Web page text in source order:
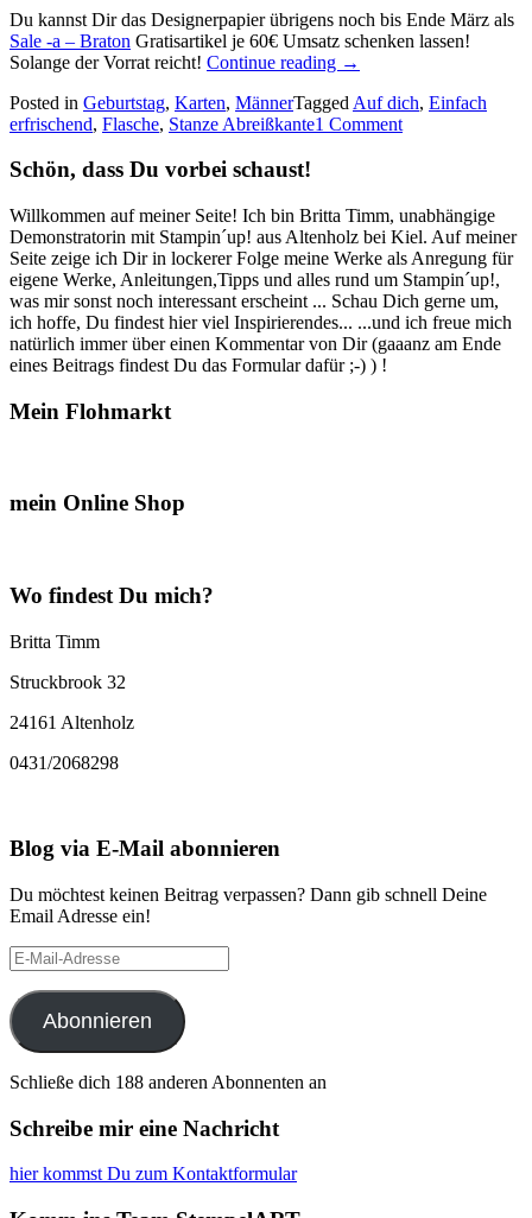
Du kannst Dir das Designerpapier übrigens noch bis Ende März als
Sale -a – Braton Gratisartikel je 60€ Umsatz schenken lassen!
Solange der Vorrat reicht! Continue reading „Prickelnd
Geburtstagsgrüße…“
→
Posted in Geburtstag, Karten, MännerTagged Auf dich, Einfach
erfrischend, Flasche, Stanze Abreißkante1 Comment
Schön, dass Du vorbei schaust!
Willkommen auf meiner Seite! Ich bin Britta Timm, unabhängige
Demonstratorin mit Stampin´up! aus Altenholz bei Kiel. Auf meiner
Seite zeige ich Dir in lockerer Folge meine Werke als Anregung für
eigene Werke, Anleitungen,Tipps und alles rund um Stampin´up!,
was mir sonst noch interessant erscheint ... Schau Dich gerne um,
ich hoffe, Du findest hier viel Inspirierendes... ...und ich freue mich
natürlich immer über einen Kommentar von Dir (gaaanz am Ende
eines Beitrags findest Du das Formular dafür ;-) ) !
Mein Flohmarkt
mein Online Shop
Wo findest Du mich?
Britta Timm
Struckbrook 32
24161 Altenholz
0431/2068298
Blog via E-Mail abonnieren
Du möchtest keinen Beitrag verpassen? Dann gib schnell Deine
Email Adresse ein!
E-
Mail-
Adresse
Abonnieren
Schließe dich 188 anderen Abonnenten an
Schreibe mir eine Nachricht
hier kommst Du zum Kontaktformular